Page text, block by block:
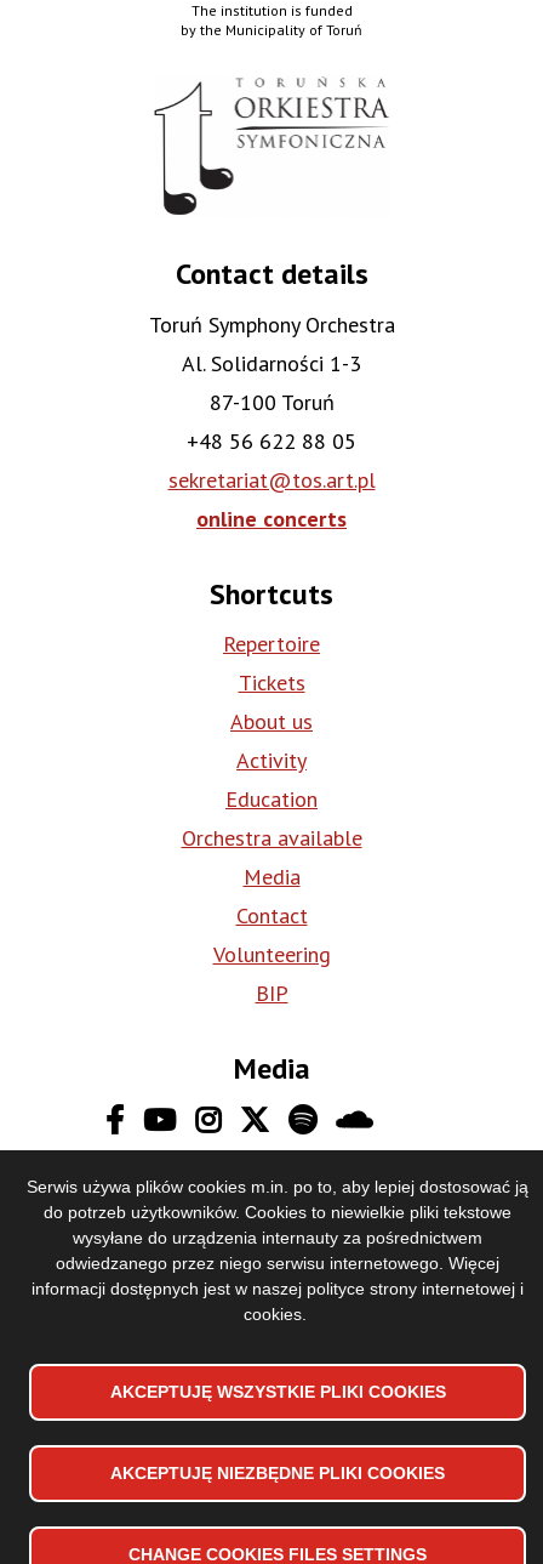
Serwis używa plików cookies m.in. po to, aby lepiej dostosować ją
do potrzeb użytkowników. Cookies to niewielkie pliki tekstowe
wysyłane do urządzenia internauty za pośrednictwem
odwiedzanego przez niego serwisu internetowego. Więcej
informacji dostępnych jest w naszej polityce strony internetowej i
cookies
AKCEPTUJĘ WSZYSTKIE PLIKI COOKIES
AKCEPTUJĘ NIEZBĘDNE PLIKI COOKIES
WYCOFAJ ZGODĘ NA PLIKI COOKIES
CHANGE COOKIES FILES SETTINGS
The institution is funded
by the Municipality of Toruń
Contact details
Toruń Symphony Orchestra
Al. Solidarności 1-3
87-100 Toruń
+48 56 622 88 05
sekretariat@tos.art.pl
online concerts
Shortcuts
Repertoire
Tickets
About us
Activity
Education
Orchestra available
Media
Contact
Volunteering
BIP
Media
Copyrights 2024 Toruńska Orkiestra Symfoniczna
dolna
Accessibility declaration
Design and implementation:Vobacom